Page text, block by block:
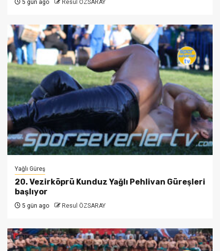
5 gün ago Resul ÖZSARAY
Yağlı Güreş
20. Vezirköprü Kunduz Yağlı Pehlivan Güreşleri
başlıyor
5 gün ago Resul ÖZSARAY